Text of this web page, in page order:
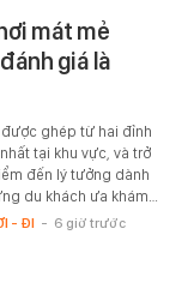
mát mẻ
giá là
ghép từ hai đỉnh
tại khu vực, và trở
đến lý tưởng dành
du khách ưa khám…
- ĐI - 6 giờ trước